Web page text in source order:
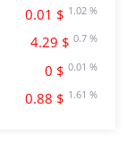
0.01 $ 1.02 %
4.29 $ 0.7 %
0 $ 0.01 %
0.88 $ 1.61 %